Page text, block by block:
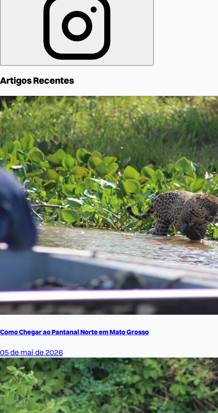
Artigos Recentes
Como Chegar ao Pantanal Norte em Mato Grosso
05 de mai de 2026